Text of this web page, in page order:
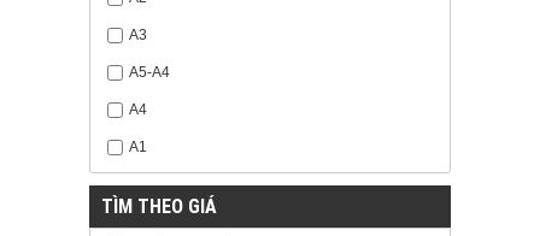
A3
A5-A4
A4
A1
TÌM THEO GIÁ